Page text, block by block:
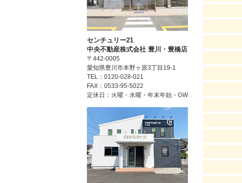
センチュリー21
中央不動産株式会社 豊川・豊橋店
〒442-0005
愛知県豊川市本野ヶ原3丁目19-1
TEL：0120-028-021
FAX：0533-95-5022
定休日：火曜・水曜・年末年始・GW